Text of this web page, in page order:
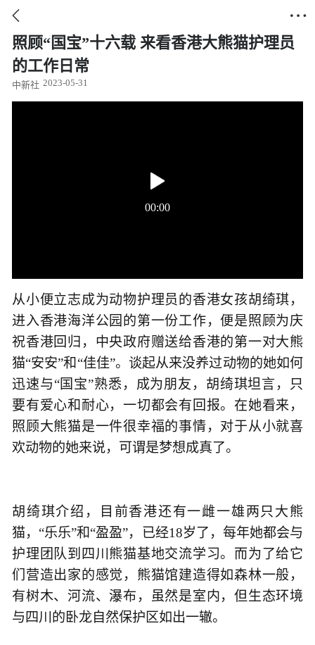
 
照顾“国宝”十六载 来看香港大熊猫护理员
的工作日常
中新社 2023-05-31
00:00
从小便立志成为动物护理员的香港女孩胡绮琪，
进入香港海洋公园的第一份工作，便是照顾为庆
祝香港回归，中央政府赠送给香港的第一对大熊
猫“安安”和“佳佳”。谈起从来没养过动物的她如何
迅速与“国宝”熟悉，成为朋友，胡绮琪坦言，只
要有爱心和耐心，一切都会有回报。在她看来，
照顾大熊猫是一件很幸福的事情，对于从小就喜
欢动物的她来说，可谓是梦想成真了。
胡绮琪介绍，目前香港还有一雌一雄两只大熊
猫，“乐乐”和“盈盈”，已经18岁了，每年她都会与
护理团队到四川熊猫基地交流学习。而为了给它
们营造出家的感觉，熊猫馆建造得如森林一般，
有树木、河流、瀑布，虽然是室内，但生态环境
与四川的卧龙自然保护区如出一辙。